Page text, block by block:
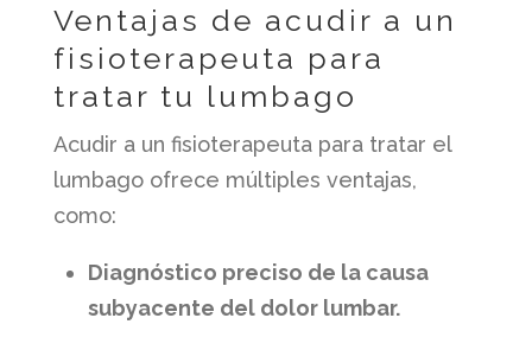
Ventajas de acudir a un
fisioterapeuta para
tratar tu lumbago
Acudir a un fisioterapeuta para tratar el
lumbago ofrece múltiples ventajas,
como:
Diagnóstico preciso de la causa
subyacente del dolor lumbar.